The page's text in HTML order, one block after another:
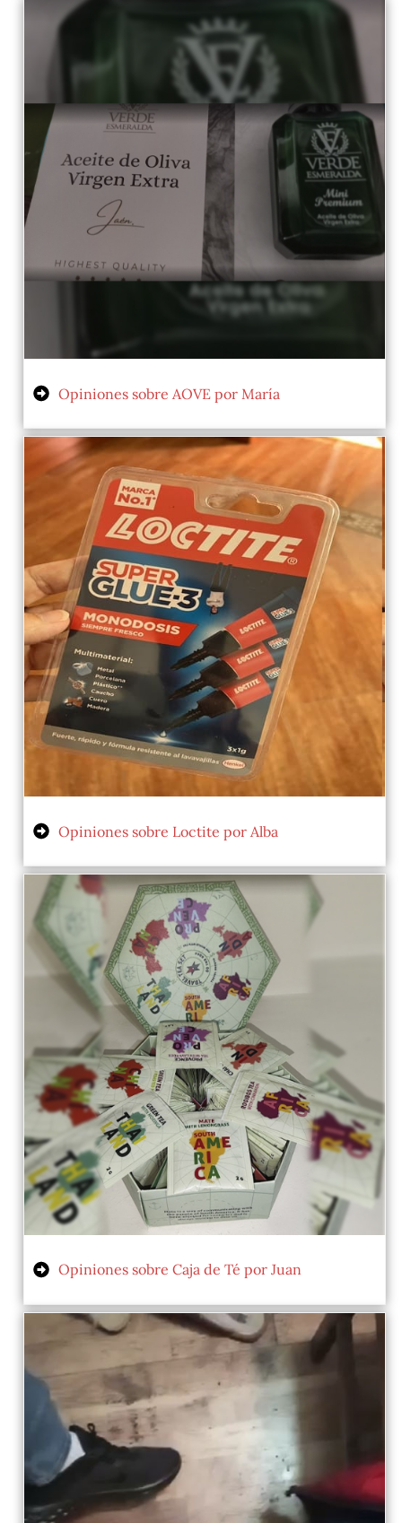
Opiniones sobre AOVE por María
Opiniones sobre Loctite por Alba
Opiniones sobre Caja de Té por Juan